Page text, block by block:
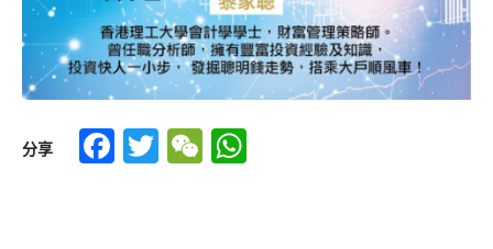
分享 Facebook
TwitterWeChat